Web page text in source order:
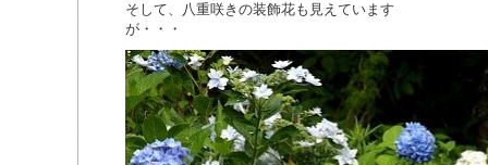
そして、八重咲きの装飾花も見えています
が・